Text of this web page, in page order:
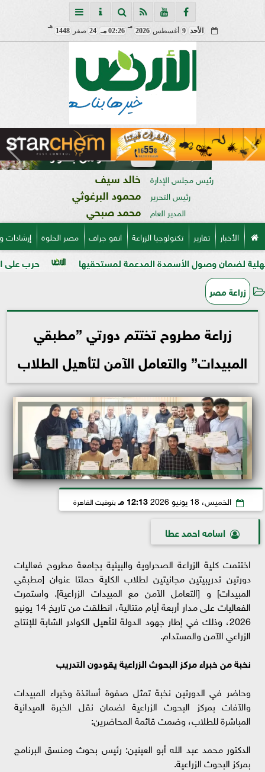
الأحد 9 أغسطس2026
مـ
02:26 مـ 24 صفر1448
هـ
رئيس مجلس الإدارة خالد سيف
رئيس التحرير محمود البرغوثي
المدير العام محمد صبحي
الأخبار تقارير تكنولوجيا الزراعة انفو جراف مصر الحلوة
حرب على السوق وصول الأسمدة المدعمة لمستحقيها
زراعة مصر
زراعة مطروح تختتم دورتي ”مطبقي
المبيدات” والتعامل الآمن لتأهيل الطلاب
الخميس، 18 يونيو 2026 12:13 مـ بتوقيت القاهرة
اسامه احمد عطا
اختتمت كلية الزراعة الصحراوية والبيئية بجامعة مطروح فعاليات
دورتين تدريبيتين مجانيتين لطلاب الكلية حملتا عنوان [مطبقي
المبيدات] و [التعامل الآمن مع المبيدات الزراعية]. واستمرت
الفعاليات على مدار أربعة أيام متتالية، انطلقت من تاريخ 14 يونيو
2026، وذلك في إطار جهود الدولة لتأهيل الكوادر الشابة للإنتاج
الزراعي الآمن والمستدام.
نخبة من خبراء مركز البحوث الزراعية يقودون التدريب
وحاضر في الدورتين نخبة تمثل صفوة أساتذة وخبراء المبيدات
والآفات بمركز البحوث الزراعية لضمان نقل الخبرة الميدانية
المباشرة للطلاب، وضمت قائمة المحاضرين:
الدكتور محمد عبد الله أبو العينين: رئيس بحوث ومنسق البرنامج
بمركز البحوث الزراعية.